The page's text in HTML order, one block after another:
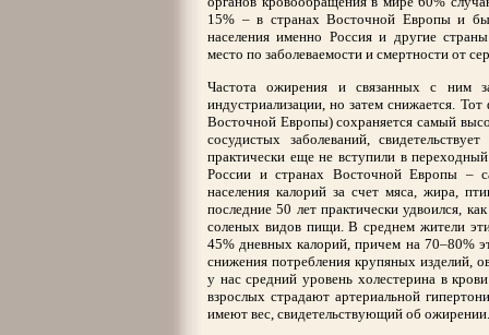
15% – в странах Восточной Европы и
населения именно Россия и другие
место по заболеваемости и смертности от
Частота ожирения и связанных с ним
индустриализации, но затем снижается.
Восточной Европы) сохраняется самый
сосудистых заболеваний,
практически еще не вступили в
России и странах Восточной Европы –
населения калорий за счет мяса, жира,
последние 50 лет практически удвоился,
соленых видов пищи. В среднем жители
45% дневных калорий, причем на 70–80%
снижения потребления крупяных изделий,
у нас средний уровень холестерина в
взрослых страдают артериальной
имеют вес, свидетельствующий об ожирении.